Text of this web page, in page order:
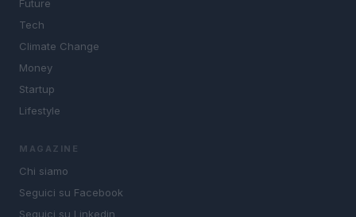
Future
Tech
Climate Change
Money
Startup
Lifestyle
MAGAZINE
Chi siamo
Seguici su Facebook
Seguici su Linkedin